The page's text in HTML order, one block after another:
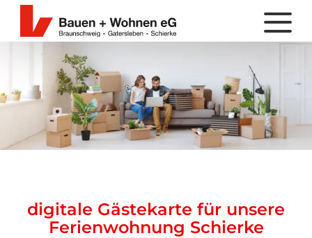
digitale Gästekarte für unsere
Ferienwohnung Schierke